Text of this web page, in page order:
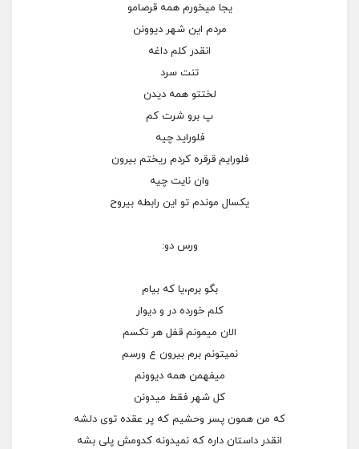
یجا میخورم همه قرصامو
مردم این شهر دیوونن
انقدر کلم داغه
تنت سرد
لختتو همه دیدن
پ برو شرت کم
فلوراید چیه
فلورایم قرقره کردم ریختم بیرون
وان نایت چیه
یکسال موندم تو این رابطه بیروح
ورس دو:
بگو برم،یا که بیام
کلم خورده در و دیوار
الان میمونم قفل هر تکسم
نمیتونم برم بیرون ع ورسم
میفهمن همه دیوونم
کل شهر فقط میدونن
که من همون پسر وحشیم که پر عقده توی دلشه
انقدر داستان داره که نمیدونه کدومش پلی بشه